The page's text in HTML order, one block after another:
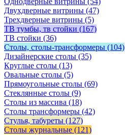
Двухдверные витрины (47)
Трехдверные витрины (5)
ТВ тумбы, тв стойки (167)
ТВ стойки (36)
Столы, столы-трансформеры (104)
Дизайнерские столы (35)
Круглые столы (13)
Овальные столы (5)
Прямоугольные столы (69)
Стеклянные столы (9)
Столы из массива (18)
Столы трансформеры (42)
Стулья, табуреты (127)
Столы журнальные (121)